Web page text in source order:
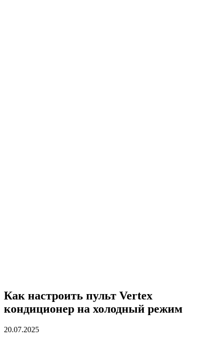
Как настроить пульт Vertex
кондиционер на холодный режим
20.07.2025